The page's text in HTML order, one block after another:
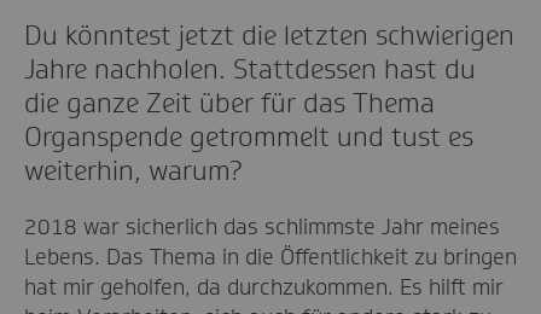
Du könntest jetzt die letzten schwierigen
Jahre nachholen. Stattdessen hast du
die ganze Zeit über für das Thema
Organspende getrommelt und tust es
weiterhin, warum?
2018 war sicherlich das schlimmste Jahr meines
Lebens. Das Thema in die Öffentlichkeit zu bringen
hat mir geholfen, da durchzukommen. Es hilft mir